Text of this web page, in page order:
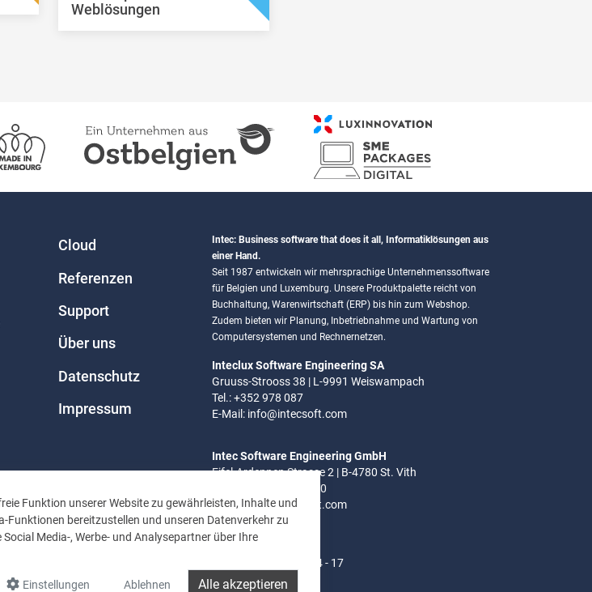
Funktion unserer Website zu gewährleisten, Inhalte und
Funktionen bereitzustellen und unseren Datenverkehr zu
Media-, Werbe- und Analysepartner über Ihre
Einstellungen Ablehnen Alle akzeptieren
Weblösungen
Cloud
Referenzen
Support
Über uns
Datenschutz
Impressum
Intec: Business software that does it all, Informatiklösungen aus
einer Hand.
Seit 1987 entwickeln wir mehrsprachige Unternehmenssoftware
für Belgien und Luxemburg. Unsere Produktpalette reicht von
Buchhaltung, Warenwirtschaft (ERP) bis hin zum Webshop.
Zudem bieten wir Planung, Inbetriebnahme und Wartung von
Computersystemen und Rechnernetzen.
Inteclux Software Engineering SA
Gruuss-Strooss 38 | L-9991 Weiswampach
Tel.: +352 978 087
E-Mail: info@intecsoft.com
Intec Software Engineering GmbH
Eifel-Ardennen Strasse 2 | B-4780 St. Vith
Tel.: +32 (0)80 280 080
E-Mail:info@intecsoft.com
Mo - Do: 8 - 12 Uhr | 14 - 17
Uhr